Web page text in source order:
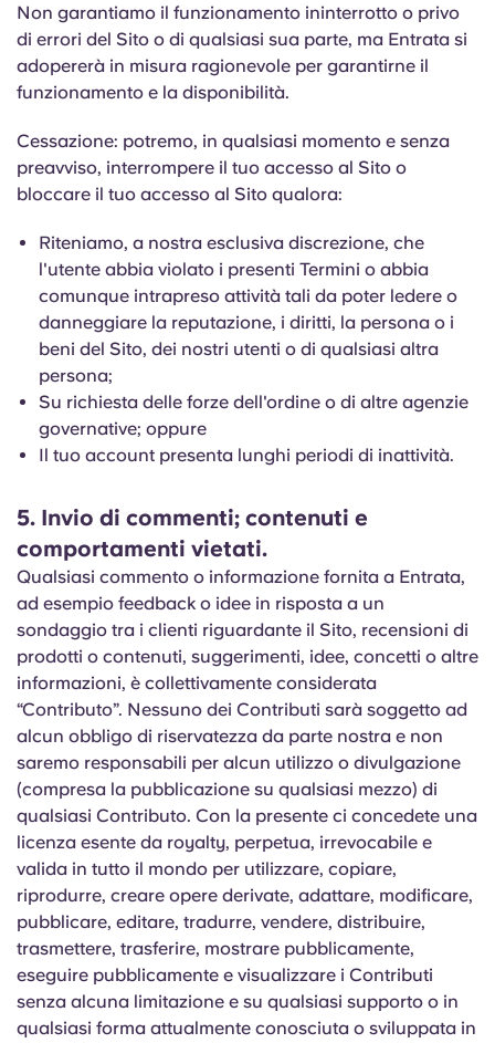
Non garantiamo il funzionamento ininterrotto o privo
di errori del Sito o di qualsiasi sua parte, ma Entrata si
adopererà in misura ragionevole per garantirne il
funzionamento e la disponibilità.
Cessazione: potremo, in qualsiasi momento e senza
preavviso, interrompere il tuo accesso al Sito o
bloccare il tuo accesso al Sito qualora:
Riteniamo, a nostra esclusiva discrezione, che
l'utente abbia violato i presenti Termini o abbia
comunque intrapreso attività tali da poter ledere o
danneggiare la reputazione, i diritti, la persona o i
beni del Sito, dei nostri utenti o di qualsiasi altra
persona;
Su richiesta delle forze dell'ordine o di altre agenzie
governative; oppure
Il tuo account presenta lunghi periodi di inattività.
5. Invio di commenti; contenuti e
comportamenti vietati.
Qualsiasi commento o informazione fornita a Entrata,
ad esempio feedback o idee in risposta a un
sondaggio tra i clienti riguardante il Sito, recensioni di
prodotti o contenuti, suggerimenti, idee, concetti o altre
informazioni, è collettivamente considerata
“Contributo”. Nessuno dei Contributi sarà soggetto ad
alcun obbligo di riservatezza da parte nostra e non
saremo responsabili per alcun utilizzo o divulgazione
(compresa la pubblicazione su qualsiasi mezzo) di
qualsiasi Contributo. Con la presente ci concedete una
licenza esente da royalty, perpetua, irrevocabile e
valida in tutto il mondo per utilizzare, copiare,
riprodurre, creare opere derivate, adattare, modificare,
pubblicare, editare, tradurre, vendere, distribuire,
trasmettere, trasferire, mostrare pubblicamente,
eseguire pubblicamente e visualizzare i Contributi
senza alcuna limitazione e su qualsiasi supporto o in
qualsiasi forma attualmente conosciuta o sviluppata in